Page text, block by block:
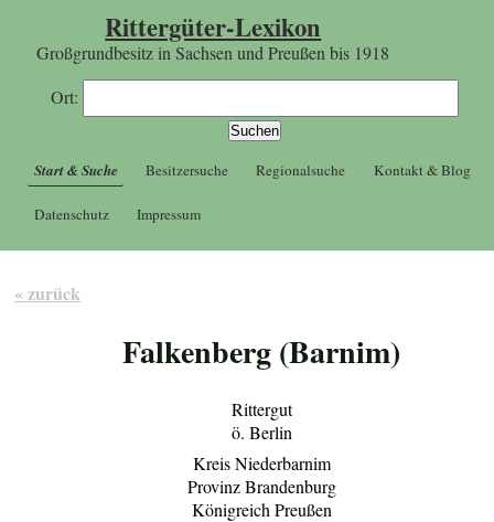
Rittergüter-Lexikon
Großgrundbesitz in Sachsen und Preußen bis 1918
Ort:
Start & Suche Besitzersuche Regionalsuche Kontakt & Blog
Datenschutz Impressum
« zurück
Falkenberg (Barnim)
Rittergut
ö. Berlin
Kreis Niederbarnim
Provinz Brandenburg
Königreich Preußen